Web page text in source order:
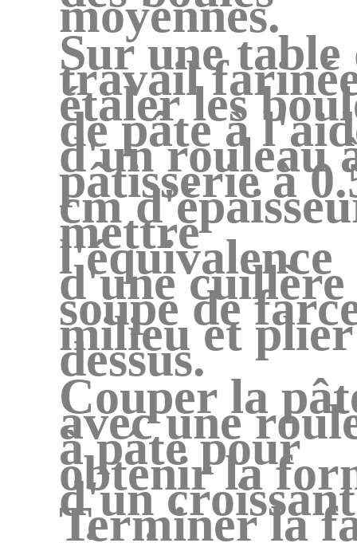
moyennes.
Sur une table
travail
étaler les
de pâte à
d'un rouleau
pâtisserie à
cm
mettre
l'équivalence
d'une cuillère
soupe de
milieu et
dessus.
Couper la
avec une
à pâte pour
obtenir la
d'un
Terminer la